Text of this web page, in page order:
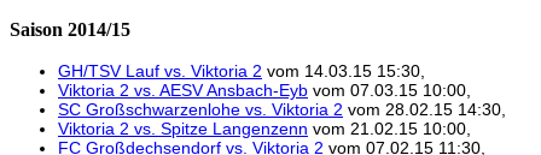
Saison 2014/15
GH/TSV Lauf vs. Viktoria 2 vom 14.03.15 15:30,
Viktoria 2 vs. AESV Ansbach-Eyb vom 07.03.15 10:00,
SC Großschwarzenlohe vs. Viktoria 2 vom 28.02.15 14:30,
Viktoria 2 vs. Spitze Langenzenn vom 21.02.15 10:00,
FC Großdechsendorf vs. Viktoria 2 vom 07.02.15 11:30,